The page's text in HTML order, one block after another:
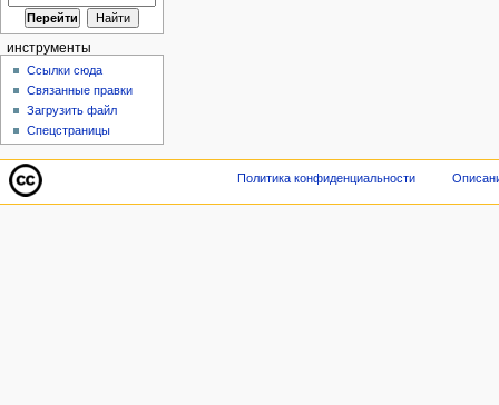
инструменты
Ссылки сюда
Связанные правки
Загрузить файл
Спецстраницы
Политика конфиденциальности